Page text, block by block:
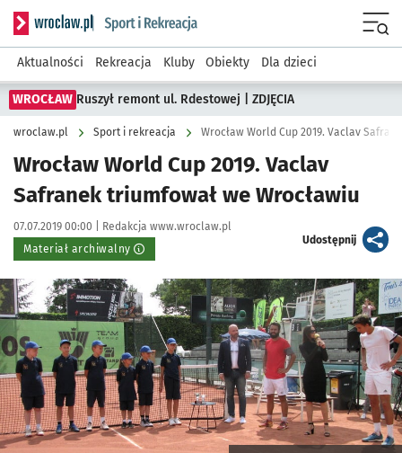
Serwis informacyjny wroclaw.pl podserwis: Sport i rekreacja
Aktualności Rekreacja Kluby Obiekty Dla dzieci
WROCŁAW Ruszył remont ul. Rdestowej | ZDJĘCIA
wroclaw.pl Sport i rekreacja Wrocław World Cup 2019. Vaclav
Wrocław World Cup 2019. Vaclav
Safranek triumfował we Wrocławiu
Data publikacji:
07.07.2019 00:00 | Autor:
Redakcja www.wroclaw.pl
Materiał archiwalny
Udostępnijartykuł
Kliknij, aby powiększyć